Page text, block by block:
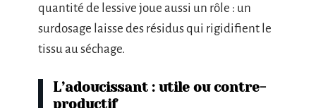
quantité de lessive joue aussi un rôle : un
surdosage laisse des résidus qui rigidifient le
tissu au séchage.
L’adoucissant : utile ou contre-
productif